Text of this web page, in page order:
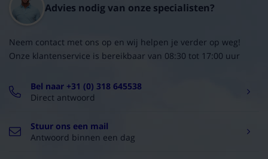
Advies nodig van onze specialisten?
Neem contact met ons op en wij helpen je verder op weg!
Onze klantenservice is bereikbaar van 08:30 tot 17:00 uur
Bel naar +31 (0) 318 645538
Direct antwoord
Stuur ons een mail
Antwoord binnen een dag